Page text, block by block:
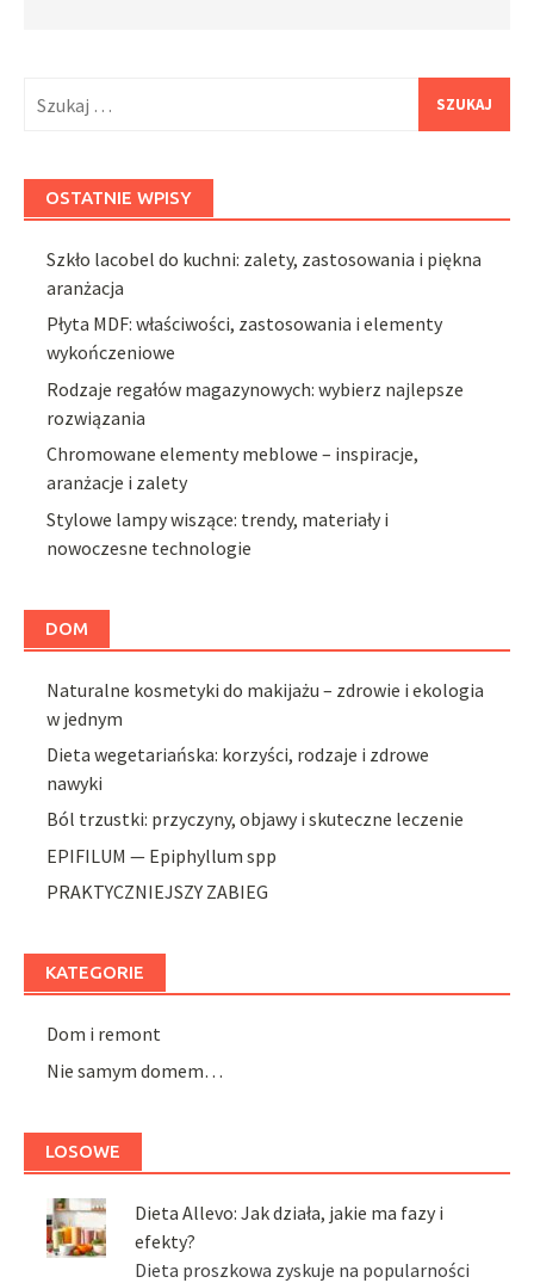
OSTATNIE WPISY
Szkło lacobel do kuchni: zalety, zastosowania i piękna
aranżacja
Płyta MDF: właściwości, zastosowania i elementy
wykończeniowe
Rodzaje regałów magazynowych: wybierz najlepsze
rozwiązania
Chromowane elementy meblowe – inspiracje,
aranżacje i zalety
Stylowe lampy wiszące: trendy, materiały i
nowoczesne technologie
DOM
Naturalne kosmetyki do makijażu – zdrowie i ekologia
w jednym
Dieta wegetariańska: korzyści, rodzaje i zdrowe
nawyki
Ból trzustki: przyczyny, objawy i skuteczne leczenie
EPIFILUM — Epiphyllum spp
PRAKTYCZNIEJSZY ZABIEG
KATEGORIE
Dom i remont
Nie samym domem…
LOSOWE
Dieta Allevo: Jak działa, jakie ma fazy i
efekty?
Dieta proszkowa zyskuje na popularności